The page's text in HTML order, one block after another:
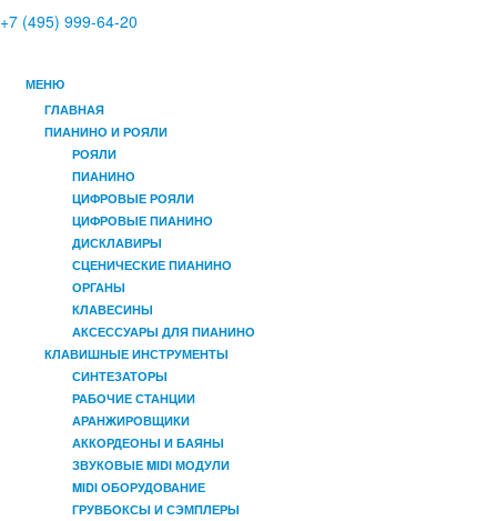
+7 (495) 999-64-20
МЕНЮ
ГЛАВНАЯ
ПИАНИНО И РОЯЛИ
РОЯЛИ
ПИАНИНО
ЦИФРОВЫЕ РОЯЛИ
ЦИФРОВЫЕ ПИАНИНО
ДИСКЛАВИРЫ
СЦЕНИЧЕСКИЕ ПИАНИНО
ОРГАНЫ
КЛАВЕСИНЫ
АКСЕССУАРЫ ДЛЯ ПИАНИНО
КЛАВИШНЫЕ ИНСТРУМЕНТЫ
СИНТЕЗАТОРЫ
РАБОЧИЕ СТАНЦИИ
АРАНЖИРОВЩИКИ
АККОРДЕОНЫ И БАЯНЫ
ЗВУКОВЫЕ MIDI МОДУЛИ
MIDI ОБОРУДОВАНИЕ
ГРУВБОКСЫ И СЭМПЛЕРЫ